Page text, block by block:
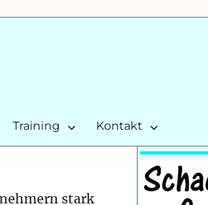
Training Kontakt
stark